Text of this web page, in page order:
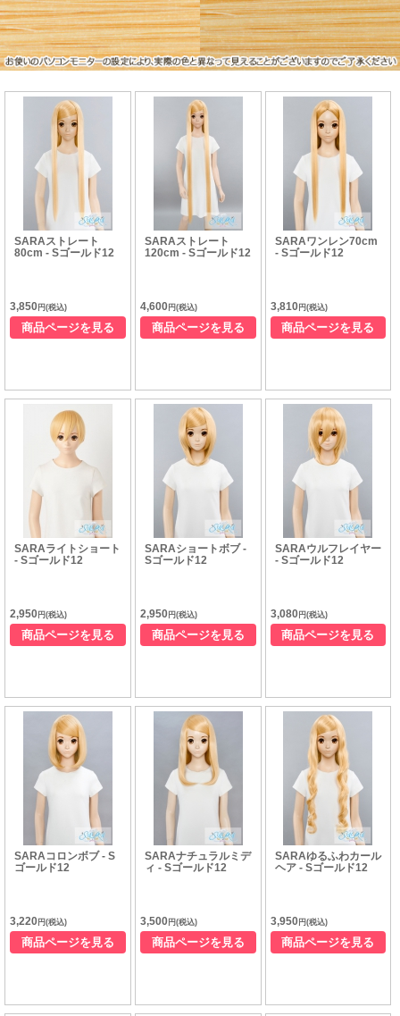
SARAストレート
80cm - Sゴールド12
3,850 円(税込)
商品ページを見る
SARAストレート
120cm - Sゴールド12
4,600円(税込)
商品ページを見る
SARAワンレン70cm
- Sゴールド12
3,810円(税込)
商品ページを見る
SARAライトショート
- Sゴールド12
2,950 円(税込)
商品ページを見る
SARAショートボブ -
Sゴールド12
2,950円(税込)
商品ページを見る
SARAウルフレイヤー
- Sゴールド12
3,080円(税込)
商品ページを見る
SARAコロンボブ - S
ゴールド12
3,220 円(税込)
商品ページを見る
SARAナチュラルミデ
ィ - Sゴールド12
3,500円(税込)
商品ページを見る
SARAゆるふわカール
ヘア - Sゴールド12
3,950円(税込)
商品ページを見る